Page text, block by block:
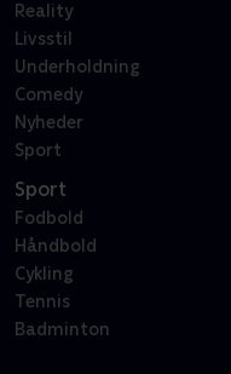
Reality
Livsstil
Underholdning
Comedy
Nyheder
Sport
Sport
Fodbold
Håndbold
Cykling
Tennis
Badminton